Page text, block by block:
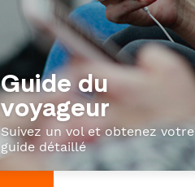
Guide du
voyageur
Suivez un vol et obtenez votre
guide détaillé